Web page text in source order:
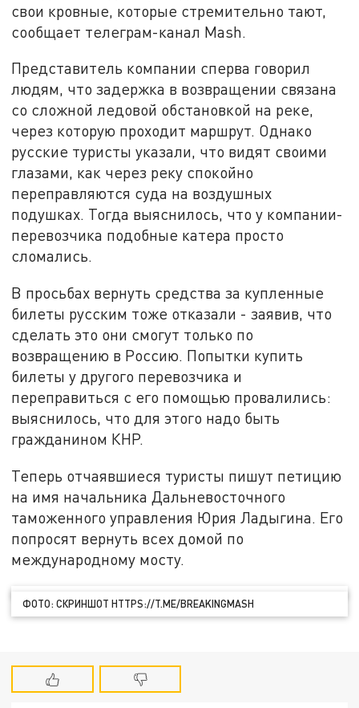
свои кровные, которые стремительно тают,
сообщает телеграм-канал Mash.
Представитель компании сперва говорил
людям, что задержка в возвращении связана
со сложной ледовой обстановкой на реке,
через которую проходит маршрут. Однако
русские туристы указали, что видят своими
глазами, как через реку спокойно
переправляются суда на воздушных
подушках. Тогда выяснилось, что у компании-
перевозчика подобные катера просто
сломались.
В просьбах вернуть средства за купленные
билеты русским тоже отказали - заявив, что
сделать это они смогут только по
возвращению в Россию. Попытки купить
билеты у другого перевозчика и
переправиться с его помощью провалились:
выяснилось, что для этого надо быть
гражданином КНР.
Теперь отчаявшиеся туристы пишут петицию
на имя начальника Дальневосточного
таможенного управления Юрия Ладыгина. Его
попросят вернуть всех домой по
международному мосту.
ФОТО: СКРИНШОТ HTTPS://T.ME/BREAKINGMASH